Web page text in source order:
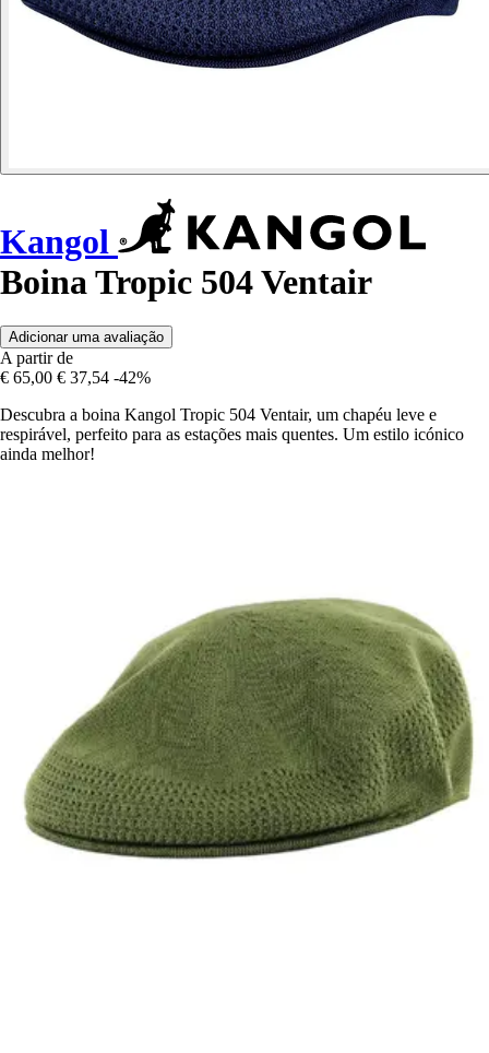
Kangol
Boina Tropic 504 Ventair
Adicionar uma avaliação
A partir de
€ 65,00 € 37,54 -42%
Descubra a boina Kangol Tropic 504 Ventair, um chapéu leve e
respirável, perfeito para as estações mais quentes. Um estilo icónico
ainda melhor!